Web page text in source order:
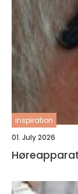
inspiration
01. July 2026